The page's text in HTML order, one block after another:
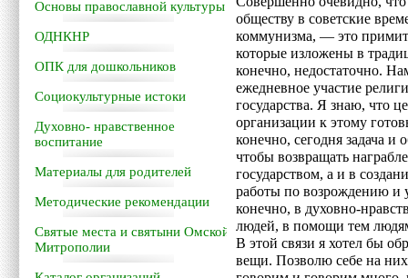
Основы православной культуры
ОДНКНР
ОПК для дошкольников
Социокультурные истоки
Духовно- нравственное
воспитание
Материалы для родителей
Методические рекомендации
Святые места и святыни Омской
Митрополии
обществу в советские
коммунизма, — это
которые изложены в
конечно, недостаточно.
ежедневное участие
государства. Я знаю, что
организации к этому
конечно, сегодня задача и
чтобы возвращать
государством, а и в
работы по возрождению и
конечно, в духовно-
людей, в помощи тем
В этой связи я хотел бы
вещи. Позволю себе на